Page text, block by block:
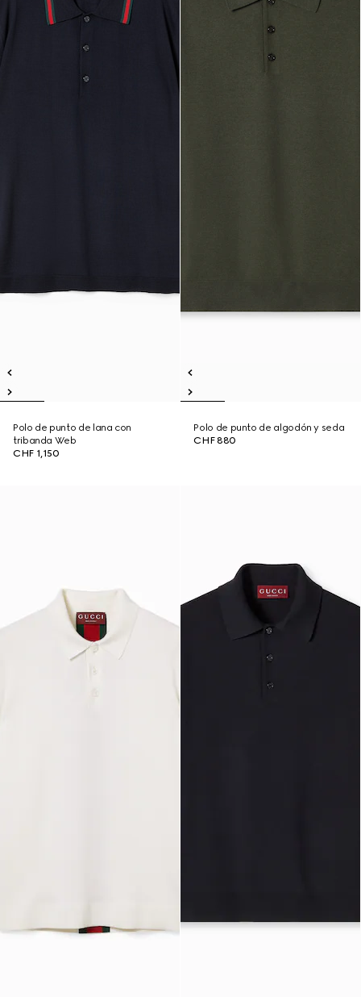
Polo de punto de lana con
tribanda Web
CHF 1,150
Polo de punto de algodón y seda
CHF 880